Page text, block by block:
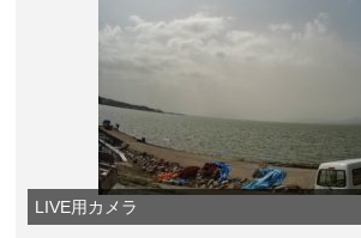
LIVE用カメラ